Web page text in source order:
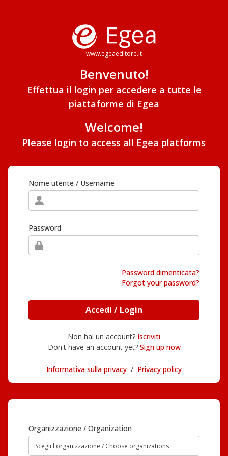
www.egeaeditore.it
Benvenuto!
Effettua il login per accedere a tutte le
piattaforme di Egea
Welcome!
Please login to access all Egea platforms
Nome utente / Username
Password
Password dimenticata?
Forgot your password?
Accedi / Login
Non hai un account? Iscriviti
Don't have an account yet? Sign up now
Informativa sulla privacy / Privacy policy
Organizzazione / Organization